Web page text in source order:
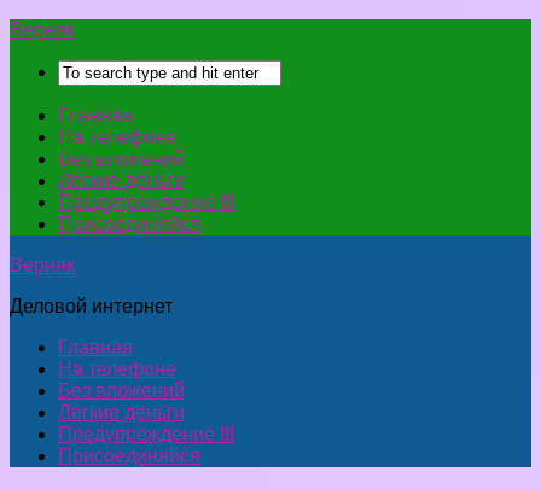
Верняк
Главная
На телефоне
Без вложений
Легкие деньги
Предупреждение !!!
Присоединяйся
Верняк
Деловой интернет
Главная
На телефоне
Без вложений
Легкие деньги
Предупреждение !!!
Присоединяйся